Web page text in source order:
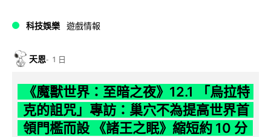
科技娛樂 遊戲情報
天恩 1 日
《魔獸世界：至暗之夜》12.1 「烏拉特
克的詛咒」專訪：巢穴不為提高世界首
領門檻而設 《諸王之眠》縮短約 10 分